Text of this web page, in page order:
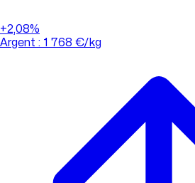
+2,08%
Argent : 1 768 €/kg
(appel non surtaxé)
Consulter l'évolution des cours